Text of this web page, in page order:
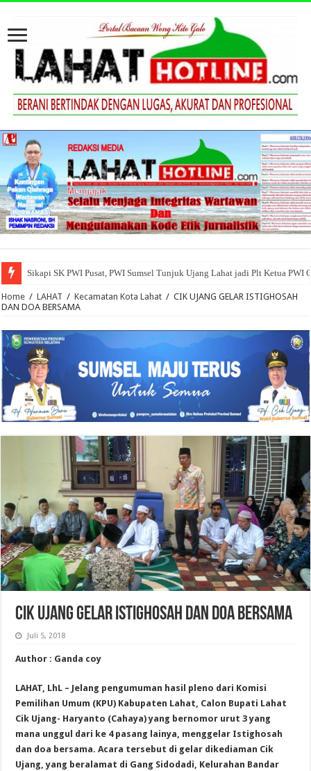
Sikapi SK PWI Pusat, PWI Sumsel Tunjuk Ujang Lahat jadi Plt Ketua PWI
Home / LAHAT / Kecamatan Kota Lahat / CIK UJANG GELAR ISTIGHOSAH
DAN DOA BERSAMA
CIK UJANG GELAR ISTIGHOSAH DAN DOA BERSAMA
Juli 5, 2018
Author : Ganda coy
LAHAT, LhL – Jelang pengumuman hasil pleno dari Komisi
Pemilihan Umum (KPU) Kabupaten Lahat, Calon Bupati Lahat
Cik Ujang- Haryanto (Cahaya) yang bernomor urut 3 yang
mana unggul dari ke 4 pasang lainya, menggelar Istighosah
dan doa bersama. Acara tersebut di gelar dikediaman Cik
Ujang, yang beralamat di Gang Sidodadi, Kelurahan Bandar